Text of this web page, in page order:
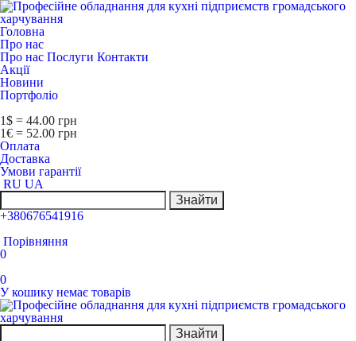
Головна
Про нас
Про нас Послуги Контакти
Акції
Новини
Портфоліо
1$ = 44.00 грн
1€ = 52.00 грн
Оплата
Доставка
Умови гарантії
RU UA
Знайти
+380676541916
Порівняння
0
0
У кошику немає товарів
Знайти